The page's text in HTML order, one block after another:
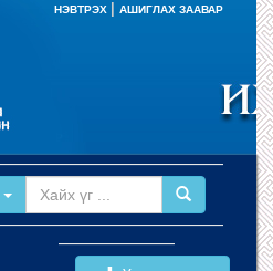
НЭВТРЭХ АШИГЛАХ ЗААВАР